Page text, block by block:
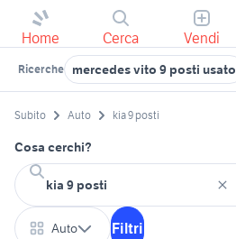
Home Cerca Vendi
Ricerche mercedes vito 9 posti usato
Subito Auto kia 9 posti
Cosa cerchi?
Auto Filtri